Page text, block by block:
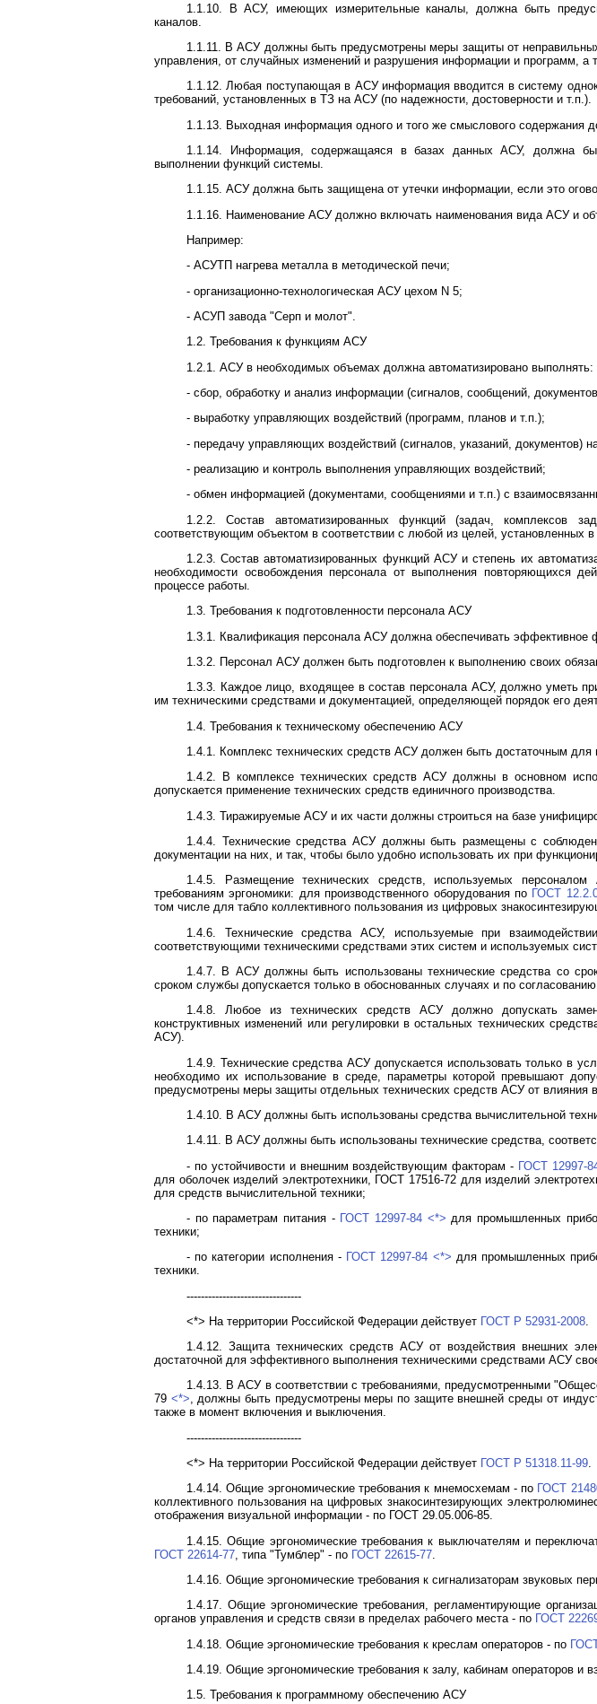
1.1.10. В АСУ, имеющих измерительные каналы, должна быть
каналов.
1.1.11. В АСУ должны быть предусмотрены меры защиты от
управления, от случайных изменений и разрушения информации и программ, а
1.1.12. Любая поступающая в АСУ информация вводится в систему
требований, установленных в ТЗ на АСУ (по надежности, достоверности и т.п.).
1.1.13. Выходная информация одного и того же смыслового содержания
1.1.14. Информация, содержащаяся в базах данных АСУ, должна
выполнении функций системы.
1.1.15. АСУ должна быть защищена от утечки информации, если это
1.1.16. Наименование АСУ должно включать наименования вида АСУ и
Например:
- АСУТП нагрева металла в методической печи;
- организационно-технологическая АСУ цехом N 5;
- АСУП завода "Серп и молот".
1.2. Требования к функциям АСУ
1.2.1. АСУ в необходимых объемах должна автоматизировано выполнять:
- сбор, обработку и анализ информации (сигналов, сообщений,
- выработку управляющих воздействий (программ, планов и т.п.);
- передачу управляющих воздействий (сигналов, указаний, документов)
- реализацию и контроль выполнения управляющих воздействий;
- обмен информацией (документами, сообщениями и т.п.) с
1.2.2. Состав автоматизированных функций (задач, комплексов
соответствующим объектом в соответствии с любой из целей, установленных
1.2.3. Состав автоматизированных функций АСУ и степень их
необходимости освобождения персонала от выполнения повторяющихся
процессе работы.
1.3. Требования к подготовленности персонала АСУ
1.3.1. Квалификация персонала АСУ должна обеспечивать эффективное
1.3.2. Персонал АСУ должен быть подготовлен к выполнению своих
1.3.3. Каждое лицо, входящее в состав персонала АСУ, должно уметь
им техническими средствами и документацией, определяющей порядок его
1.4. Требования к техническому обеспечению АСУ
1.4.1. Комплекс технических средств АСУ должен быть достаточным
1.4.2. В комплексе технических средств АСУ должны в основном
допускается применение технических средств единичного производства.
1.4.3. Тиражируемые АСУ и их части должны строиться на базе
1.4.4. Технические средства АСУ должны быть размещены с
документации на них, и так, чтобы было удобно использовать их при
1.4.5. Размещение технических средств, используемых
требованиям эргономики: для производственного оборудования по ГОСТ
том числе для табло коллективного пользования из цифровых
1.4.6. Технические средства АСУ, используемые при
соответствующими техническими средствами этих систем и используемых
1.4.7. В АСУ должны быть использованы технические средства со
сроком службы допускается только в обоснованных случаях и по
1.4.8. Любое из технических средств АСУ должно допускать
конструктивных изменений или регулировки в остальных технических
АСУ).
1.4.9. Технические средства АСУ допускается использовать только в
необходимо их использование в среде, параметры которой превышают
предусмотрены меры защиты отдельных технических средств АСУ от влияния
1.4.10. В АСУ должны быть использованы средства вычислительной
1.4.11. В АСУ должны быть использованы технические средства,
- по устойчивости и внешним воздействующим факторам - ГОСТ 12997-
для оболочек изделий электротехники, ГОСТ 17516-72 для изделий
для средств вычислительной техники;
- по параметрам питания - ГОСТ 12997-84 <*> для промышленных
техники;
- по категории исполнения - ГОСТ 12997-84 <*> для промышленных
техники.
--------------------------------
<*> На территории Российской Федерации действует ГОСТ Р 52931-2008
1.4.12. Защита технических средств АСУ от воздействия внешних
достаточной для эффективного выполнения техническими средствами АСУ
1.4.13. В АСУ в соответствии с требованиями, предусмотренными
79 <*>, должны быть предусмотрены меры по защите внешней среды от
также в момент включения и выключения.
--------------------------------
<*> На территории Российской Федерации действует ГОСТ Р 51318.11-99.
1.4.14. Общие эргономические требования к мнемосхемам - по ГОСТ
коллективного пользования на цифровых знакосинтезирующих
отображения визуальной информации - по ГОСТ 29.05.006-85.
1.4.15. Общие эргономические требования к выключателям и
ГОСТ 22614-77 , типа "Тумблер" - по ГОСТ 22615-77
1.4.16. Общие эргономические требования к сигнализаторам звуковых
1.4.17. Общие эргономические требования, регламентирующие
органов управления и средств связи в пределах рабочего места - по ГОСТ
1.4.18. Общие эргономические требования к креслам операторов - по
1.4.19. Общие эргономические требования к залу, кабинам операторов и
1.5. Требования к программному обеспечению АСУ